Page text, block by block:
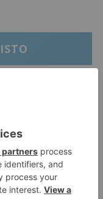
intencionado
del parque
Barrio del Pilar de
Burgos